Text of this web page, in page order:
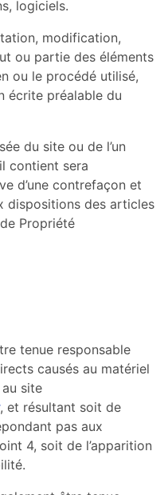
logiciels.
modification,
ou partie des éléments
ou le procédé utilisé,
écrite préalable du
du site ou de l’un
contient sera
d’une contrefaçon et
dispositions des articles
Propriété
tenue responsable
causés au matériel
au site
, et résultant soit de
pas aux
4, soit de l’apparition